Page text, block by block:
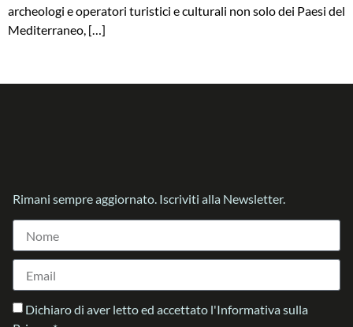
archeologi e operatori turistici e culturali non solo dei Paesi del
Mediterraneo, […]
Rimani sempre aggiornato. Iscriviti alla Newsletter.
Dichiaro di aver letto ed accettato l'Informativa sulla